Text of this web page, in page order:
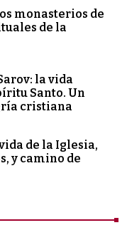
monasterios de
de la
la vida
Santo. Un
cristiana
de la Iglesia,
y camino de